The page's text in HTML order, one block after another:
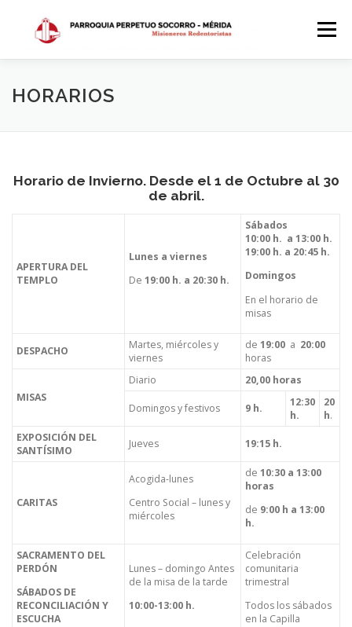
contenido
Menú
INICIO DÓNDE ESTAMOS
HORARIOS
Horario de Invierno. Desde el 1 de Octubre al 30
de abril.
APERTURA DEL
TEMPLO
Lunes a viernes
De 19:00 h. a 20:30 h.
Sábados
10:00 h. a 13:00 h.
19:00 h. a 20:45 h.
Domingos
En el horario de
misas
DESPACHO
Martes, miércoles y
viernes
de 19:00 a 20:00
horas
MISAS
Diario 20,00 horas
Domingos y festivos 9 h.
12:30
h.
20
h.
EXPOSICIÓN DEL
SANTÍSIMO
Jueves 19:15 h.
CARITAS
Acogida-lunes
Centro Social – lunes y
miércoles
de 10:30 a 13:00
horas
de 9:00 h a 13:00
h.
SACRAMENTO DEL
PERDÓN
SÁBADOS DE
RECONCILIACIÓN Y
ESCUCHA
Lunes – domingo Antes
de la misa de la tarde
10:00-13:00 h.
Celebración
comunitaria
trimestral
Todos los sábados
en la Capilla